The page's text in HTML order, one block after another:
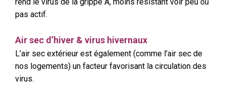
pas actif.
Air sec d’hiver & virus hivernaux
L’air sec extérieur est également (comme l’air sec de
nos logements) un facteur favorisant la circulation des
virus.